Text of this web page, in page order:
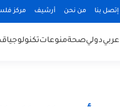
إتصل بنا من نحن أرشيف مركز
عربيدوليصحةمنوعاتتكنولوجيا